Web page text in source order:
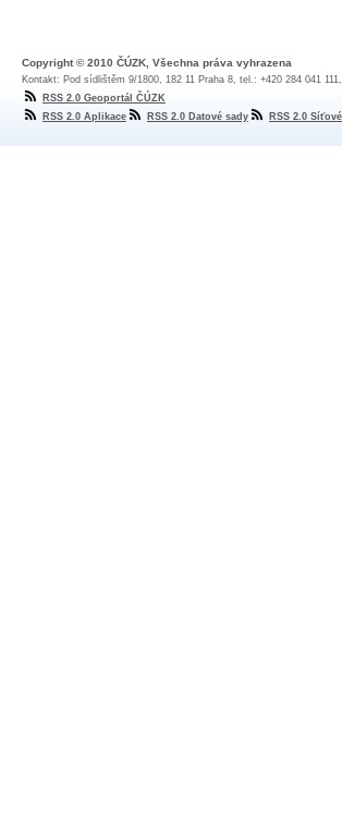
Copyright © 2010 ČÚZK, Všechna práva vyhrazena
Kontakt: Pod sídlištěm 9/1800, 182 11 Praha 8, tel.: +420 284 041
RSS 2.0 Geoportál ČÚZK
RSS 2.0 Aplikace
RSS 2.0 Datové sady RSS 2.0